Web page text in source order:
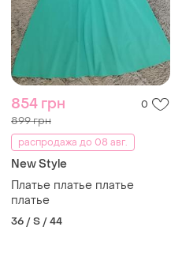
854 грн 0
899 грн
распродажа до 08 авг.
New Style
Платье платье платье
платье
36 / S / 44